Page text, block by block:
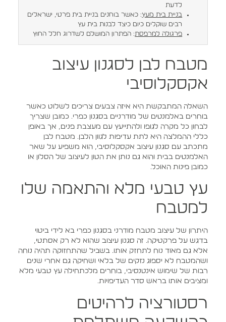
לדעת
בניית בית מעץ: כאשר בוחנים בניית בית פרטי, ישראלים
רבים שוקלים כיום כיצד לבנות בית עץ
פרגולה למרפסת: הפתרון המושלם לשדרוג חלל החוץ
מטבח לבן לסגנון עיצוב
אקסקלוסיבי
השאלה המתבקשת היא איזה צבעים צריכים לשלוט כאשר
בוחרים באלמנטים של מודרניים בסגנון כפרי. כמובן שצריך
לבחון כל מקרה לגופו ולהתייעץ עם מעצבת פנים, אך באופן
כללי ההמלצה היא לתת עדיפות לגוון הלבן. מטבח לבן
מתכתב עם סגנון עיצוב אקסקלוסיבי, הוא משפיע על שאר
האלמנטים בבית והוא גם נותן את הטון לעיצוב של הסלון או
כמובן פינות האוכל.
עץ טבעי מלא והתאמה שלו
למטבח
היתרון של עיצוב מטבח מודרני בסגנון כפרי בא לידי ביטוי
בדגש על פרקטיקה. זה סגנון עיצוב שהוא לא רק אסתטי,
אלא גם מאוד נוח לתחזק אותו. בשביל שהתחזוקה תהיה נוחה
ושהמטבח לא יספוג נזקים של בלאי ושחיקה גם אחרי שנים
רבות של שימוש אינטנסיבי, בוחרים מלכתחילה עץ טבעי מלא
ומציבים אותו בראש סדר העדיפויות.
רסטורציה לרהיטים